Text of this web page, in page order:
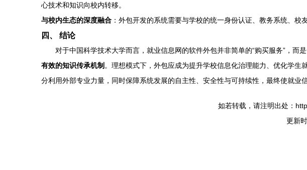
心技术和知识向校内转移。
与校内生态的深度融合 ：外包开发的系统需要与学校的统一身份认证、教务系统、校
四、 结论
对于中国科学技术大学而言，就业信息网的软件外包并非简单的“购买服务”，而
有效的知识传承机制 。理想模式下，外包应成为提升学校信息化治理能力、优化学
分利用外部专业力量，同时保障系统发展的自主性、安全性与可持续性，最终使就
如若转载，请注明出处：
更新